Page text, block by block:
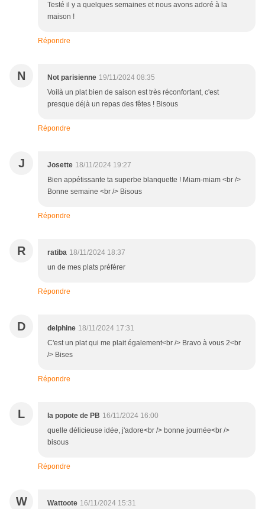
Testé il y a quelques semaines et nous avons adoré à la
maison !
Répondre
N Not parisienne 19/11/2024 08:35
Voilà un plat bien de saison est très réconfortant, c'est
presque déjà un repas des fêtes ! Bisous
Répondre
J Josette 18/11/2024 19:27
Bien appétissante ta superbe blanquette ! Miam-miam <br />
Bonne semaine <br /> Bisous
Répondre
R ratiba 18/11/2024 18:37
un de mes plats préférer
Répondre
D delphine 18/11/2024 17:31
C'est un plat qui me plait également<br /> Bravo à vous 2<br
/> Bises
Répondre
L la popote de PB 16/11/2024 16:00
quelle délicieuse idée, j'adore<br /> bonne journée<br />
bisous
Répondre
W Wattoote 16/11/2024 15:31